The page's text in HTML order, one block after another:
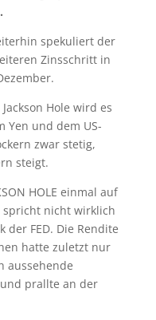
spekuliert der
Zinsschritt in
Hole wird es
Yen und dem US-
zwar stetig,
steigt.
HOLE einmal auf
spricht nicht wirklich
FED. Die Rendite
hatte zuletzt nur
aussehende
prallte an der